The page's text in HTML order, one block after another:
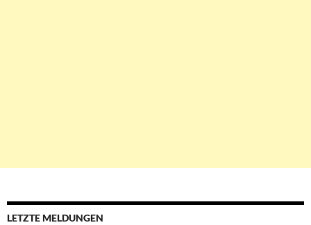
LETZTE MELDUNGEN